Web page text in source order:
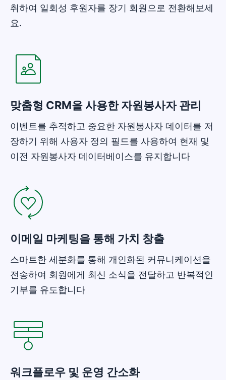
취하여 일회성 후원자를 장기 회원으로 전환해보세
요.
맞춤형 CRM을 사용한 자원봉사자 관리
이벤트를 추적하고 중요한 자원봉사자 데이터를 저
장하기 위해 사용자 정의 필드를 사용하여 현재 및
이전 자원봉사자 데이터베이스를 유지합니다
이메일 마케팅을 통해 가치 창출
스마트한 세분화를 통해 개인화된 커뮤니케이션을
전송하여 회원에게 최신 소식을 전달하고 반복적인
기부를 유도합니다
워크플로우 및 운영 간소화